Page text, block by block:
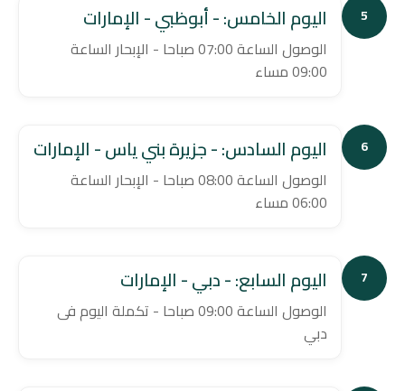
5 اليوم الخامس: - أبوظبي - الإمارات
الوصول الساعة 07:00 صباحا - الإبحار الساعة
09:00 مساء
6 اليوم السادس: - جزيرة بني ياس - الإمارات
الوصول الساعة 08:00 صباحا - الإبحار الساعة
06:00 مساء
7 اليوم السابع: - دبي - الإمارات
الوصول الساعة 09:00 صباحا - تكملة اليوم فى
دبي